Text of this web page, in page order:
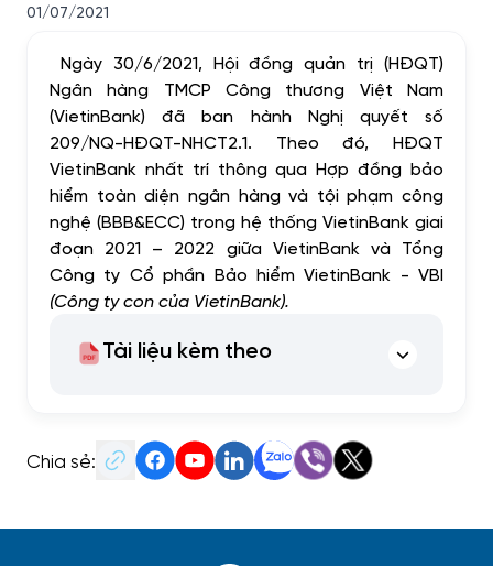
01/07/2021
Ngày 30/6/2021, Hội đồng quản trị (HĐQT)
Ngân hàng TMCP Công thương Việt Nam
(VietinBank) đã ban hành Nghị quyết số
209/NQ-HĐQT-NHCT2.1. Theo đó, HĐQT
VietinBank nhất trí thông qua Hợp đồng bảo
hiểm toàn diện ngân hàng và tội phạm công
nghệ (BBB&ECC) trong hệ thống VietinBank giai
đoạn 2021 – 2022 giữa VietinBank và Tổng
Công ty Cổ phần Bảo hiểm VietinBank - VBI
(Công ty con của VietinBank).
Tài liệu kèm theo
Chia sẻ: